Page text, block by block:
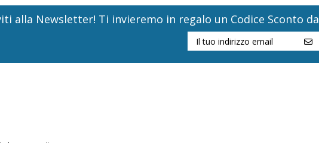
alla Newsletter! Ti invieremo in regalo un Codice Sconto da